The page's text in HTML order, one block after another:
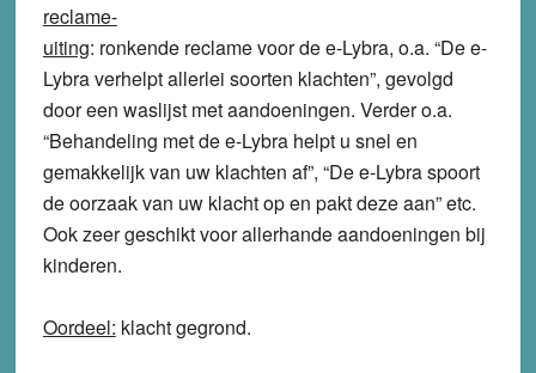
reclame-
uiting: ronkende reclame voor de e-Lybra, o.a. “De e-
Lybra verhelpt allerlei soorten klachten”, gevolgd
door een waslijst met aandoeningen. Verder o.a.
“Behandeling met de e-Lybra helpt u snel en
gemakkelijk van uw klachten af”, “De e-Lybra spoort
de oorzaak van uw klacht op en pakt deze aan” etc.
Ook zeer geschikt voor allerhande aandoeningen bij
kinderen.
Oordeel: klachtgegrond.